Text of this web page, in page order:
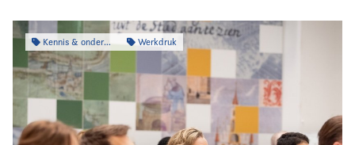
Kennis & onderzoek Werkdruk